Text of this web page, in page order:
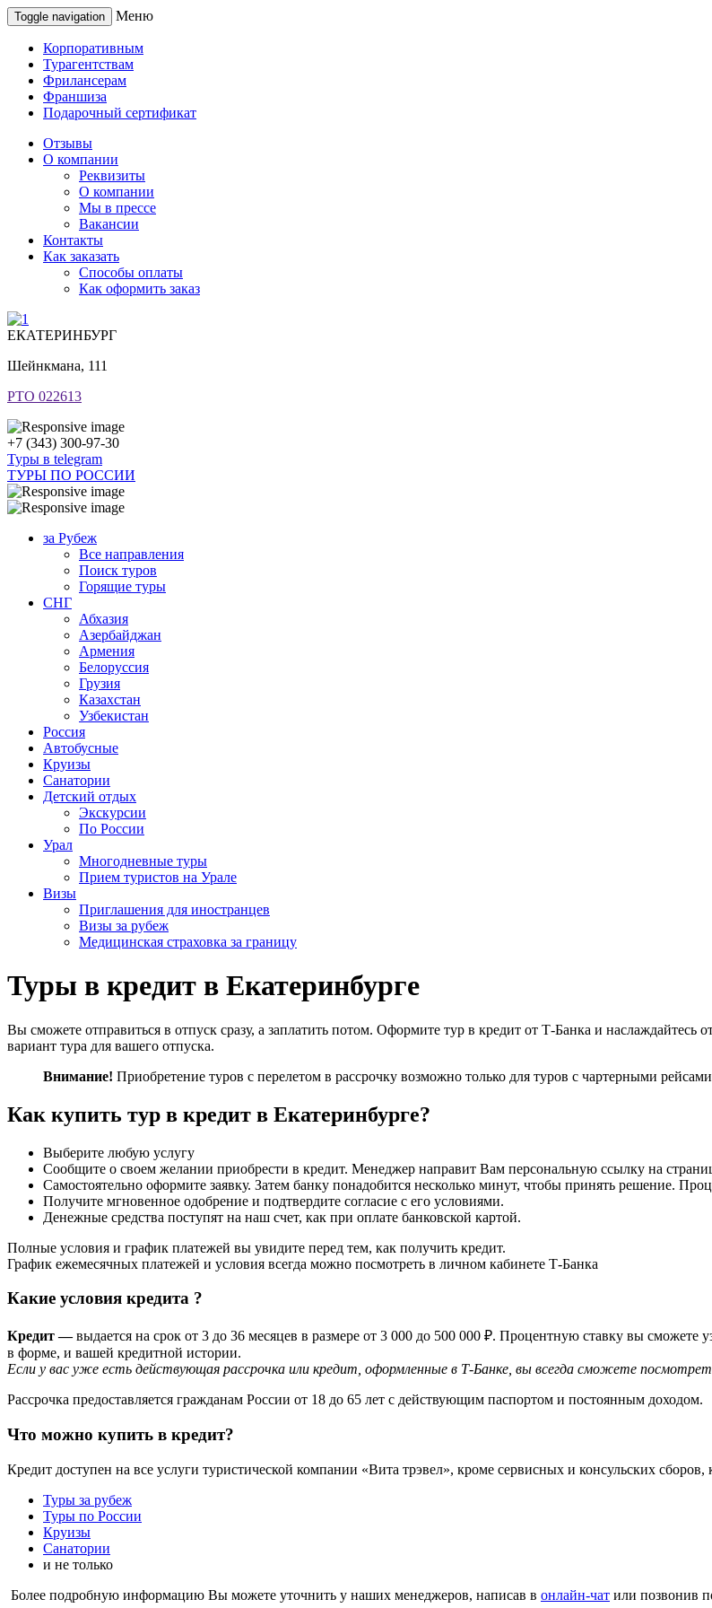
Toggle navigation Меню
Корпоративным
Турагентствам
Фрилансерам
Франшиза
Подарочный сертификат
Отзывы
О компании
Реквизиты
О компании
Мы в прессе
Вакансии
Контакты
Как заказать
Способы оплаты
Как оформить заказ
ЕКАТЕРИНБУРГ
Шейнкмана, 111
РТО 022613
+7 (343) 300-97-30
Туры в telegram
ТУРЫ ПО РОССИИ
за Рубеж
Все направления
Поиск туров
Горящие туры
СНГ
Абхазия
Азербайджан
Армения
Белоруссия
Грузия
Казахстан
Узбекистан
Россия
Автобусные
Круизы
Санатории
Детский отдых
Экскурсии
По России
Урал
Многодневные туры
Прием туристов на Урале
Визы
Приглашения для иностранцев
Визы за рубеж
Медицинская страховка за границу
Туры в кредит в Екатеринбурге
Вы сможете отправиться в отпуск сразу, а заплатить потом. Оформите тур в кредит от Т-Банка и
вариант тура для вашего отпуска.
Внимание! Приобретение туров с перелетом в рассрочку возможно только для туров с чартерными
Как купить тур в кредит в Екатеринбурге?
Выберите любую услугу
Сообщите о своем желании приобрести в кредит. Менеджер направит Вам персональную ссылку на
Самостоятельно оформите заявку. Затем банку понадобится несколько минут, чтобы принять решение.
Получите мгновенное одобрение и подтвердите согласие с его условиями.
Денежные средства поступят на наш счет, как при оплате банковской картой.
Полные условия и график платежей вы увидите перед тем, как получить кредит.
График ежемесячных платежей и условия всегда можно посмотреть в личном кабинете Т-Банка
Какие условия кредита ?
Кредит —выдается на срок от 3 до 36 месяцев в размере от 3 000 до 500 000 ₽. Процентную ставку вы сможете
в форме, и вашей кредитной истории.
Если у вас уже есть действующая рассрочка или кредит, оформленные в Т‑Банке, вы всегда сможете
Рассрочка предоставляется гражданам России от 18 до 65 лет с действующим паспортом и постоянным доходом.
Что можно купить в кредит?
Кредит доступен на все услуги туристической компании «Вита трэвел», кроме сервисных и консульских
Туры за рубеж
Туры по России
Круизы
Санатории
и не только
Более подробную информацию Вы можете уточнить у наших менеджеров, написав в онлайн-чат или позвонив